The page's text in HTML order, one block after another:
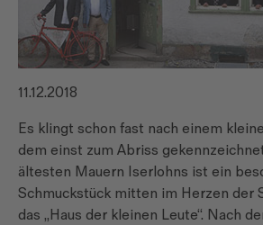
11.12.2018
Es klingt schon fast nach einem
dem einst zum Abriss
ältesten Mauern Iserlohns ist ein
Schmuckstück mitten im Herzen der
das „Haus der kleinen Leute“. Nach